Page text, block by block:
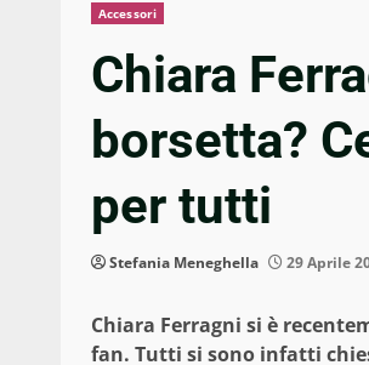
Accessori
Chiara
borsetta?
per tutti
Stefania Meneghella 29 Aprile
Chiara Ferragni si è
fan. Tutti si sono infatti